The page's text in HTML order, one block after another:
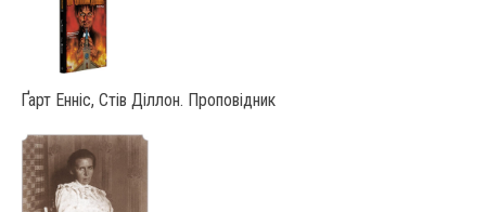
Ґарт Енніс, Стів Діллон. Проповідник